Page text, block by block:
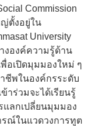
Commission
ญ่ตั้งอยู่ใน
University
งองค์ความรู้ด้าน
อเปิดมุมมองใหม่ ๆ
ชีพในองค์กรระดับ
าร่วมจะได้เรียนรู้
แลกเปลี่ยนมุมมอง
ณ์ในแวดวงการทูต